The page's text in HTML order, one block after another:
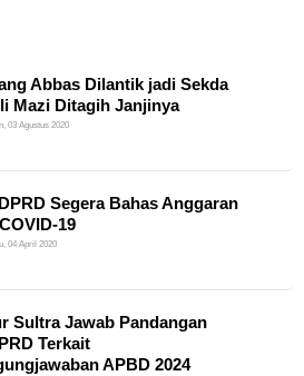
Abbas Dilantik jadi Sekda
Mazi Ditagih Janjinya
03 Agustus 2020
Segera Bahas Anggaran
19
04 April 2020
Sultra Jawab Pandangan
Terkait
APBD 2024